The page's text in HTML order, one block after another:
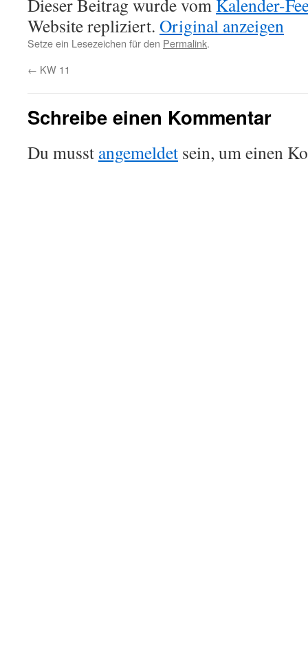
Dieser Beitrag wurde vom Kalender-
Website repliziert. Original anzeigen
Setze ein Lesezeichen für den Permalink.
← KW 11
Schreibe einen Kommentar
Du musst angemeldet sein, um einen